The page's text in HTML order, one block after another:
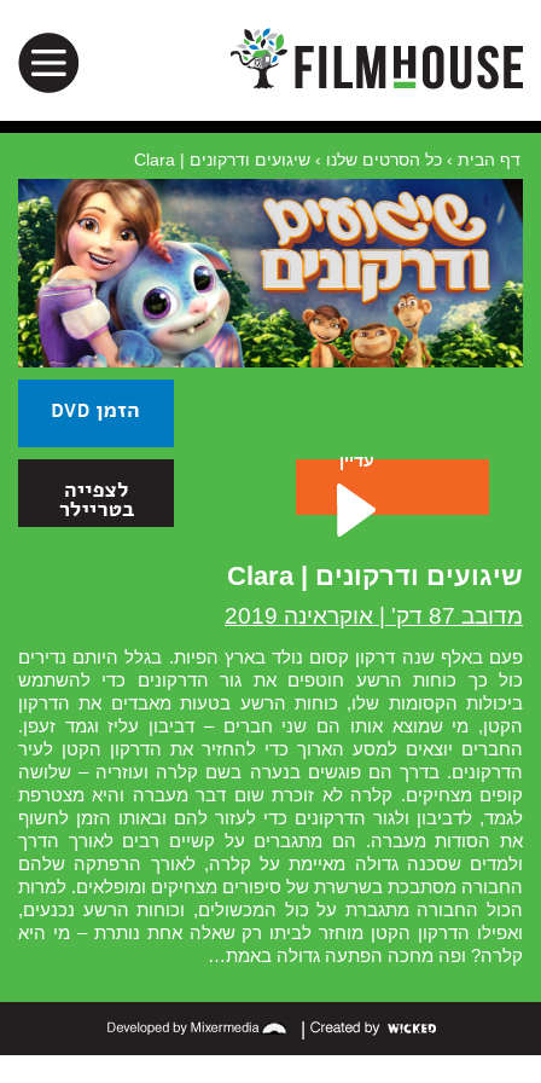
דף הבית › כל הסרטים שלנו › שיגועים ודרקונים | Clara
עדיין
שיגועים ודרקונים | Clara
מדובב 87 דק' | אוקראינה 2019
פעם באלף שנה דרקון קסום נולד בארץ הפיות. בגלל היותם נדירים
כול כך כוחות הרשע חוטפים את גור הדרקונים כדי להשתמש
ביכולות הקסומות שלו, כוחות הרשע בטעות מאבדים את הדרקון
הקטן, מי שמוצא אותו הם שני חברים – דביבון עליז וגמד זעפן.
החברים יוצאים למסע הארוך כדי להחזיר את הדרקון הקטן לעיר
הדרקונים. בדרך הם פוגשים בנערה בשם קלרה ועוזריה – שלושה
קופים מצחיקים. קלרה לא זוכרת שום דבר מעברה והיא מצטרפת
לגמד, לדביבון ולגור הדרקונים כדי לעזור להם ובאותו הזמן לחשוף
את הסודות מעברה. הם מתגברים על קשיים רבים לאורך הדרך
ולמדים שסכנה גדולה מאיימת על קלרה, לאורך הרפתקה שלהם
החבורה מסתבכת בשרשרת של סיפורים מצחיקים ומופלאים. למרות
הכול החבורה מתגברת על כול המכשולים, וכוחות הרשע נכנעים,
ואפילו הדרקון הקטן מוחזר לביתו רק שאלה אחת נותרת – מי היא
קלרה? ופה מחכה הפתעה גדולה באמת…